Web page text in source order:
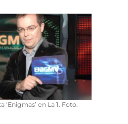
‘Enigmas’ en La 1. Foto: